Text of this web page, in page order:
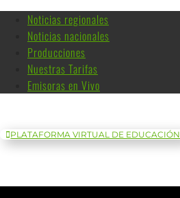
Noticias regionales
Noticias nacionales
Producciones
Nuestras Tarifas
Emisoras en Vivo
PLATAFORMA VIRTUAL DE EDUCACIÓN